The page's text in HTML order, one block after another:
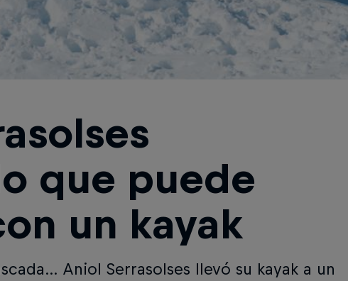
que puede
un kayak
Aniol Serrasolses llevó su kayak a un